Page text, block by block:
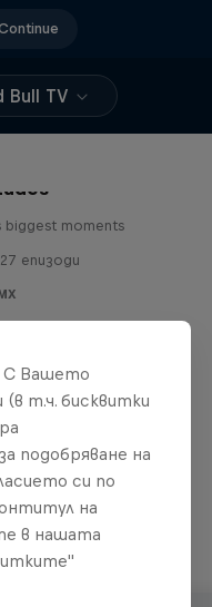
Bull TV
biggest moments
епизоди
С Вашето
(в т.ч. бисквитки
подобряване на
си по
на
в нашата